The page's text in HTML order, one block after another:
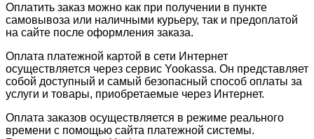
Оплатить заказ можно как при получении в пункте
самовывоза или наличными курьеру, так и предоплатой
на сайте после оформления заказа.
Оплата платежной картой в сети Интернет
осуществляется через сервис Yookassa. Он представляет
собой доступный и самый безопасный способ оплаты за
услуги и товары, приобретаемые через Интернет.
Оплата заказов осуществляется в режиме реального
времени с помощью сайта платежной системы.